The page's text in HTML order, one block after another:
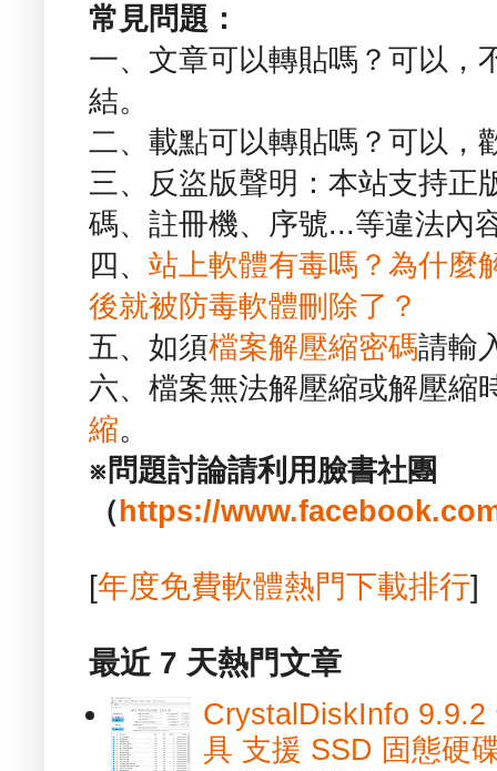
常見問題：
一、文章可以轉貼嗎？可以，
結。
二、載點可以轉貼嗎？可以，
三、反盜版聲明：本站支持正
碼、註冊機、序號...等違法內
四、 站上軟體有毒嗎？為什麼
後就被防毒軟體刪除了？
五、如須檔案解壓縮密碼請輸
六、檔案無法解壓縮或解壓縮
縮。
※問題討論請利用臉書社團
（ https://
[年度免費軟體熱門下載排行]
最近 7 天熱門文章
CrystalDiskInfo 9.9.2
具 支援 SSD 固態硬